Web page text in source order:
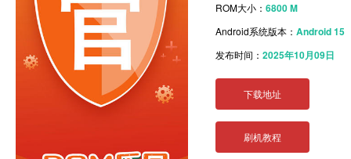
ROM大小：6800 M
Android系统版本：Android 15
发布时间：2025年10月09日
下载地址
刷机教程